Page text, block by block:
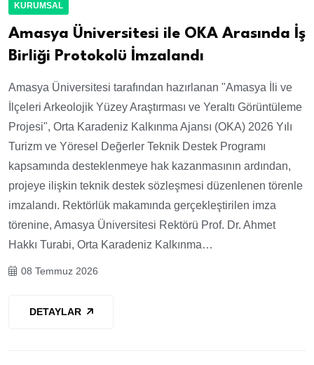
KURUMSAL
Amasya Üniversitesi ile OKA Arasında İş
Birliği Protokolü İmzalandı
Amasya Üniversitesi tarafından hazırlanan "Amasya İli ve
İlçeleri Arkeolojik Yüzey Araştırması ve Yeraltı Görüntüleme
Projesi", Orta Karadeniz Kalkınma Ajansı (OKA) 2026 Yılı
Turizm ve Yöresel Değerler Teknik Destek Programı
kapsamında desteklenmeye hak kazanmasının ardından,
projeye ilişkin teknik destek sözleşmesi düzenlenen törenle
imzalandı. Rektörlük makamında gerçekleştirilen imza
törenine, Amasya Üniversitesi Rektörü Prof. Dr. Ahmet
Hakkı Turabi, Orta Karadeniz Kalkınma…
08 Temmuz 2026
DETAYLAR